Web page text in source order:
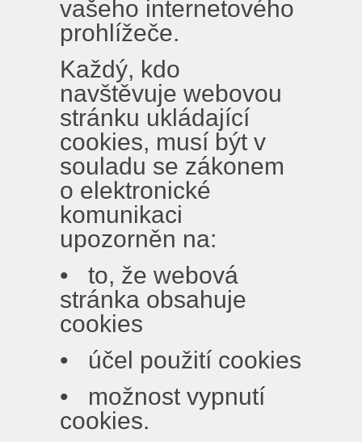
vašeho internetového
prohlížeče.
Každý, kdo
navštěvuje webovou
stránku ukládající
cookies, musí být v
souladu se zákonem
o elektronické
komunikaci
upozorněn na:
• to, že webová
stránka obsahuje
cookies
• účel použití cookies
• možnost vypnutí
cookies.